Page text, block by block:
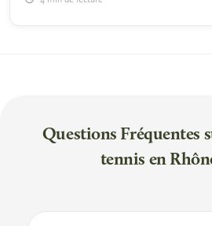
Questions Fréquentes
tennis en